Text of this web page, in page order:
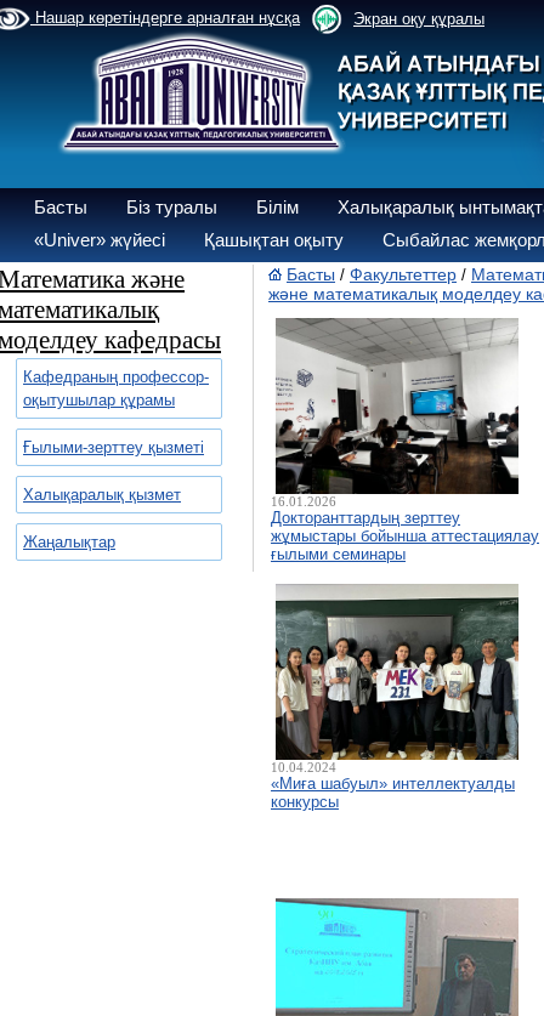
Нашар көретіндерге арналған нұсқа Экран оқу құралы
Басты Біз туралы Білім
Халықаралық
«Univer» жүйесі
Қашықтан оқыту Сыбайлас
және
кафедрасы
Кафедраның профессор-
оқытушылар құрамы
Ғылыми-зерттеу қызметі
Халықаралық қызмет
Жаңалықтар
Басты / Факультеттер /
және математикалық моделдеу
16.01.2026
Докторанттардың зерттеу
жұмыстары бойынша аттестациялау
ғылыми семинары
10.04.2024
«Миға шабуыл» интеллектуалды
конкурсы